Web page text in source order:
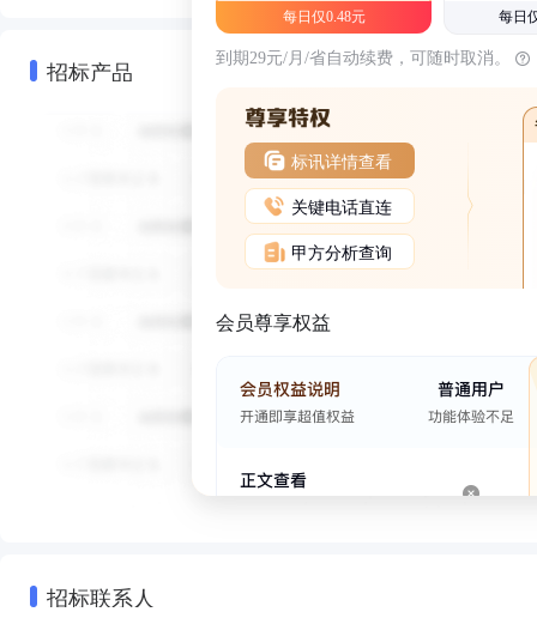
招标产品
每日仅0.48元 每日
到期29元/月/省自动续费，可随时取消。
标讯详情查看
关键电话直连
甲方分析查询
会员尊享权益
招标联系人